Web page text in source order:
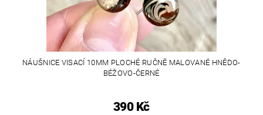
NÁUŠNICE VISACÍ 10MM PLOCHÉ RUČNĚ MALOVANÉ HNĚDO-
BÉŽOVO-ČERNÉ
390 Kč